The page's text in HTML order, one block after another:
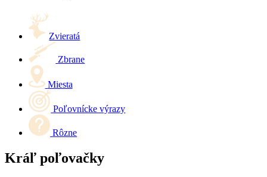
Zvieratá
Zbrane
Miesta
Poľovnícke výrazy
Rôzne
Kráľ poľovačky